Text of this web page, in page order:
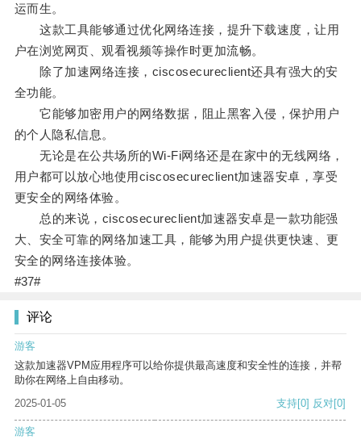
运而生。
这款工具能够通过优化网络连接，提升下载速度，让用
户在浏览网页、观看视频等操作时更加流畅。
除了加速网络连接，ciscosecureclient还具有强大的安
全功能。
它能够加密用户的网络数据，阻止黑客入侵，保护用户
的个人隐私信息。
无论是在公共场所的Wi-Fi网络还是在家中的无线网络，
用户都可以放心地使用ciscosecureclient加速器安卓，享受
更安全的网络体验。
总的来说，ciscosecureclient加速器安卓是一款功能强
大、安全可靠的网络加速工具，能够为用户提供更快速、更
安全的网络连接体验。
#37#
评论
游客
这款加速器VPM应用程序可以给你提供最高速度和安全性的连接，并帮
助你在网络上自由移动。
2025-01-05
支持[0] 反对[0]
游客